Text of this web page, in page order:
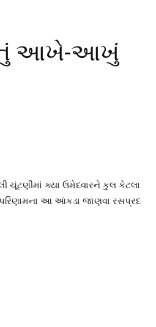
આખે-આખું
ચૂંટણીમાં ક્યા ઉમેદવારને કુલ કેટલા
આ આંકડા જાણવા રસપ્રદ